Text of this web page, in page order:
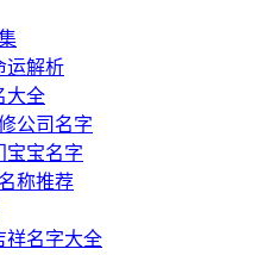
运解析
大全
公司名字
宝宝名字
称推荐
祥名字大全